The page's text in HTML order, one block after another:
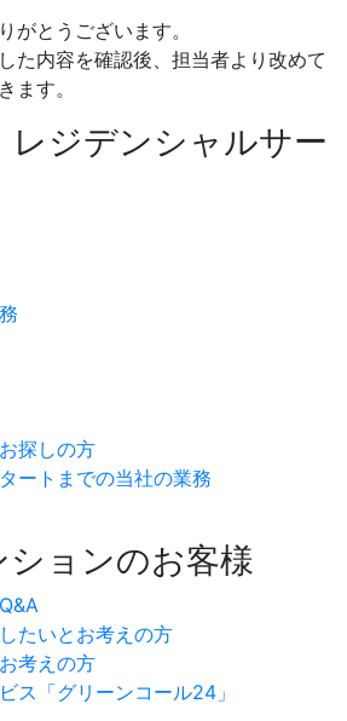
がとうございます。
た内容を確認後、担当者より改めて
ます。
レジデンシャルサー
探しの方
ートまでの当社の業務
ションのお客様
たいとお考えの方
考えの方
ス「グリーンコール24」